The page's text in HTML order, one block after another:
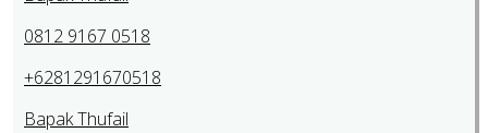
0812 9167 0518
+6281291670518
Bapak Thufail